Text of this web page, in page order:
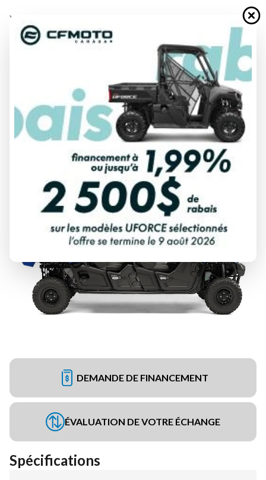
YAMAHA 2025
VIKING VI BLEU YAMAHA
21 149 $
CALCULATRICE DE PAIEMENT
DEMANDE DE FINANCEMENT
ÉVALUATION DE VOTRE ÉCHANGE
Spécifications